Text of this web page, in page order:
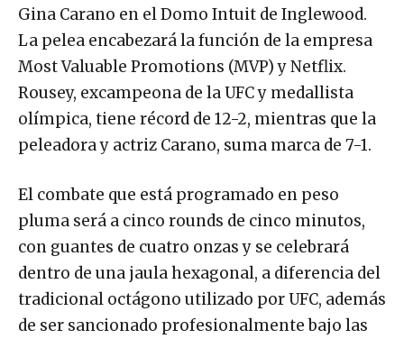
Gina Carano en el Domo Intuit de Inglewood.
La pelea encabezará la función de la empresa
Most Valuable Promotions (MVP) y Netflix.
Rousey, excampeona de la UFC y medallista
olímpica, tiene récord de 12-2, mientras que la
peleadora y actriz Carano, suma marca de 7-1.
El combate que está programado en peso
pluma será a cinco rounds de cinco minutos,
con guantes de cuatro onzas y se celebrará
dentro de una jaula hexagonal, a diferencia del
tradicional octágono utilizado por UFC, además
de ser sancionado profesionalmente bajo las